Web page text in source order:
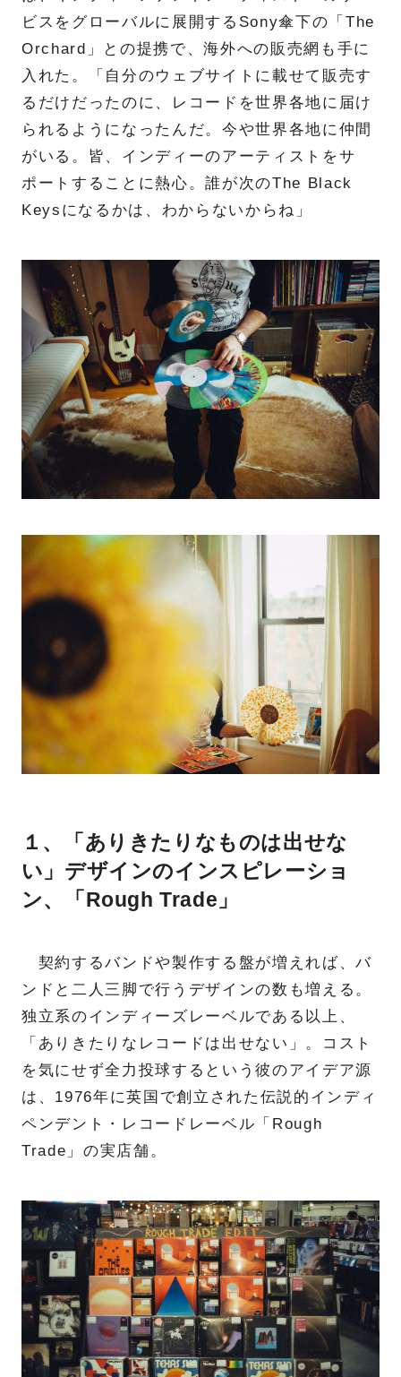
ビスをグローバルに展開するSony傘下の「The
Orchard」との提携で、海外への販売網も手に
入れた。「自分のウェブサイトに載せて販売す
るだけだったのに、レコードを世界各地に届け
られるようになったんだ。今や世界各地に仲間
がいる。皆、インディーのアーティストをサ
ポートすることに熱心。誰が次のThe Black
Keysになるかは、わからないからね」
１、「ありきたりなものは出せな
い」デザインのインスピレーショ
ン、「Rough Trade」
契約するバンドや製作する盤が増えれば、バ
ンドと二人三脚で行うデザインの数も増える。
独立系のインディーズレーベルである以上、
「ありきたりなレコードは出せない」。コスト
を気にせず全力投球するという彼のアイデア源
は、1976年に英国で創立された伝説的インディ
ペンデント・レコードレーベル「Rough
Trade」の実店舗。